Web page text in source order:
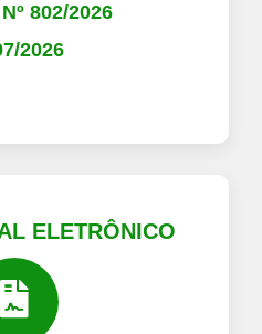
802/2026
2026
ELETRÔNICO